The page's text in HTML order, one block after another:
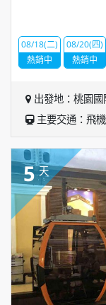
08/18(二)
熱銷中
08/20(四)
熱銷中
出發地：桃園
主要交通：飛機
5 天